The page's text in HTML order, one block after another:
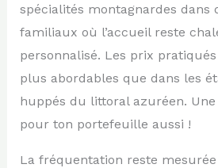
spécialités montagnardes dans
familiaux où l’accueil reste
personnalisé. Les prix
plus abordables que dans les
huppés du littoral azuréen. Une
pour ton portefeuille aussi !
La fréquentation reste